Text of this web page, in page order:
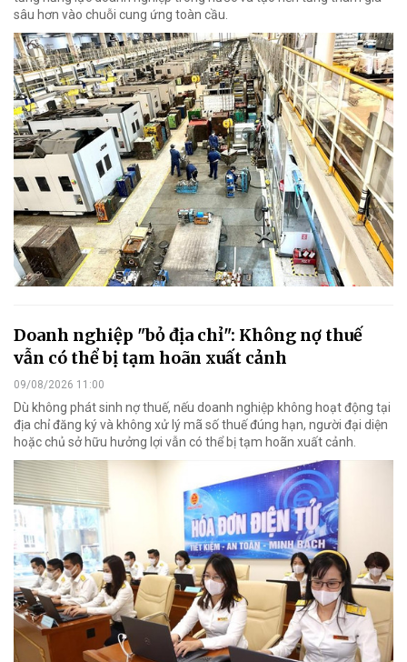
sâu hơn vào chuỗi cung ứng toàn cầu.
Doanh nghiệp "bỏ địa chỉ": Không nợ thuế
vẫn có thể bị tạm hoãn xuất cảnh
09/08/2026 11:00
Dù không phát sinh nợ thuế, nếu doanh nghiệp không hoạt động tại
địa chỉ đăng ký và không xử lý mã số thuế đúng hạn, người đại diện
hoặc chủ sở hữu hưởng lợi vẫn có thể bị tạm hoãn xuất cảnh.